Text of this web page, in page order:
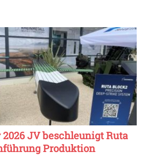
JV beschleunigt Ruta
Produktion